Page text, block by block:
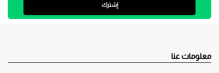
إشترك
معلومات عنا